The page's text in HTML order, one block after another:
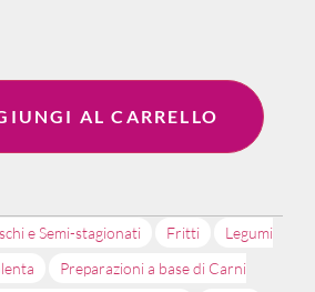
AL CARRELLO
e Semi-stagionati Fritti
Legumi
Preparazioni a base di Carni